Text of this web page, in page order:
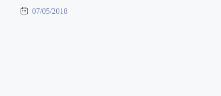
07/05/2018